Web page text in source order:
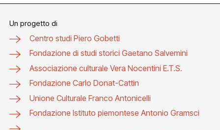
Un progetto di
Centro studi Piero Gobetti
Fondazione di studi storici Gaetano Salvemini
Associazione culturale Vera Nocentini E.T.S.
Fondazione Carlo Donat-Cattin
Unione Culturale Franco Antonicelli
Fondazione Istituto piemontese Antonio Gramsci